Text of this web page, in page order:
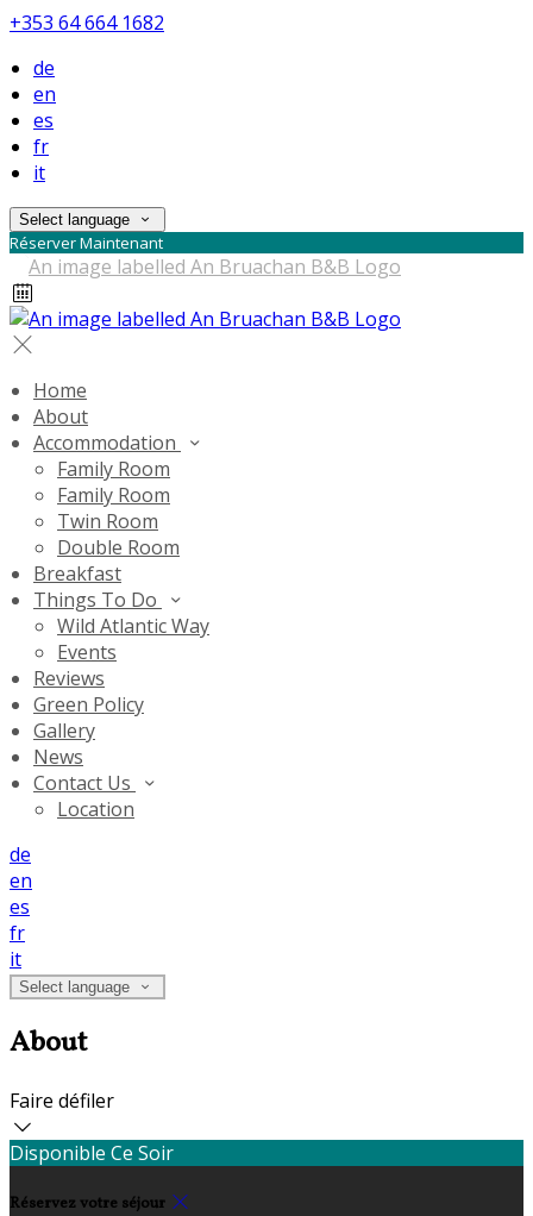
+353 64 664 1682
de
en
es
fr
it
Select language
Réserver Maintenant
Home
About
Accommodation
Family Room
Family Room
Twin Room
Double Room
Breakfast
Things To Do
Wild Atlantic Way
Events
Reviews
Green Policy
Gallery
News
Contact Us
Location
de
en
es
fr
it
Select language
About
Faire défiler
Disponible Ce Soir
Réservez votre séjour